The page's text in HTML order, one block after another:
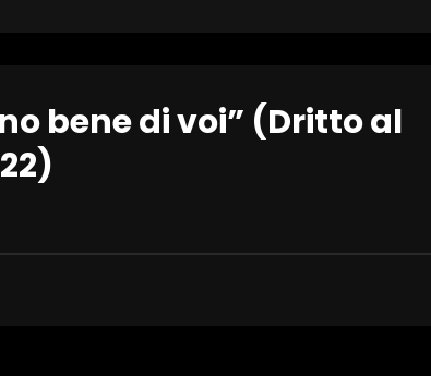
bene di voi” (Dritto al